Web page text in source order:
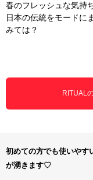
春のフレッシュな気持
日本の伝統をモードに
みては？
RITUAL
初めての方でも使いや
が湧きます♡